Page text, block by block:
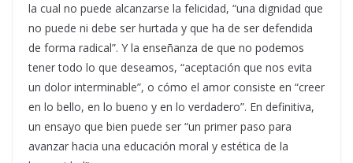
la cual no puede alcanzarse la felicidad, “una dignidad que
no puede ni debe ser hurtada y que ha de ser defendida
de forma radical”. Y la enseñanza de que no podemos
tener todo lo que deseamos, “aceptación que nos evita
un dolor interminable”, o cómo el amor consiste en “creer
en lo bello, en lo bueno y en lo verdadero”. En definitiva,
un ensayo que bien puede ser “un primer paso para
avanzar hacia una educación moral y estética de la